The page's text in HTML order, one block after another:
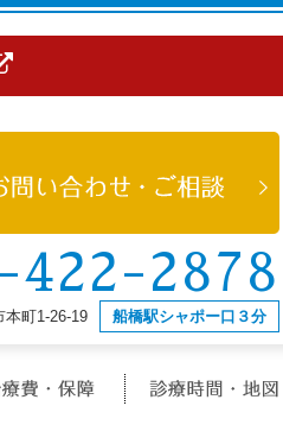
422-2878
本町1-26-19 船橋駅シャポー口３分
ニュー 治療費・保証